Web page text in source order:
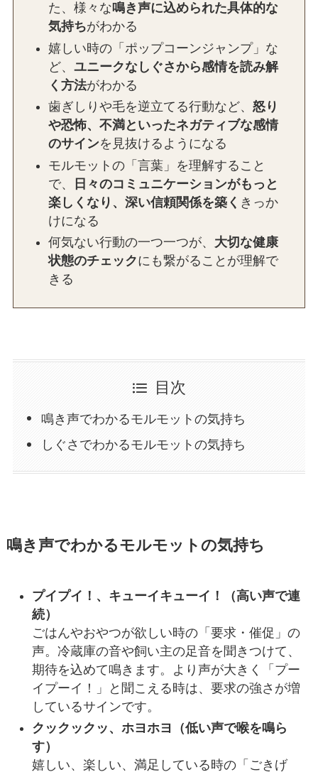
た、様々な鳴き声に込められた具体的な
気持ちがわかる
嬉しい時の「ポップコーンジャンプ」な
ど、ユニークなしぐさから感情を読み解
く方法がわかる
歯ぎしりや毛を逆立てる行動など、怒り
や恐怖、不満といったネガティブな感情
のサインを見抜けるようになる
モルモットの「言葉」を理解すること
で、
日々のコミュニケーションがもっと
楽しくなり、深い信頼関係を築く きっか
けになる
何気ない行動の一つ一つが、 大切な健康
状態のチェックにも繋がることが理解で
きる
目次
鳴き声でわかるモルモットの気持ち
しぐさでわかるモルモットの気持ち
鳴き声でわかるモルモットの気持ち
プイプイ！、キューイキューイ！（高い声で連
続）
ごはんやおやつが欲しい時の「要求・催促」の
声。冷蔵庫の音や飼い主の足音を聞きつけて、
期待を込めて鳴きます。より声が大きく「プー
イプーイ！」と聞こえる時は、要求の強さが増
しているサインです。
クックックッ、ホヨホヨ（低い声で喉を鳴ら
す）
嬉しい、楽しい、満足している時の「ごきげ